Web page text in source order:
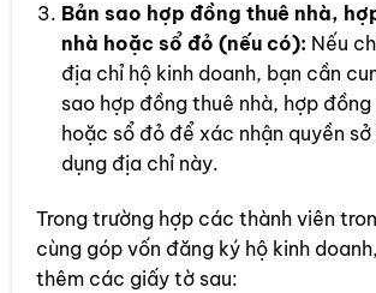
Bản sao hợp đồng thuê nhà,
nhà hoặc sổ đỏ (nếu có): Nếu
địa chỉ hộ kinh doanh, bạn cần
sao hợp đồng thuê nhà, hợp đồng
hoặc sổ đỏ để xác nhận quyền sở
dụng địa chỉ này.
Trong trường hợp các thành viên
cùng góp vốn đăng ký hộ kinh
thêm các giấy tờ sau: